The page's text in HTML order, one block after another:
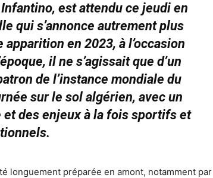
est attendu ce jeudi en
qui s’annonce autrement plus
en 2023, à l’occasion
il ne s’agissait que d’un
de l’instance mondiale du
sur le sol algérien, avec un
des enjeux à la fois sportifs et
longuement préparée en amont, notamment par